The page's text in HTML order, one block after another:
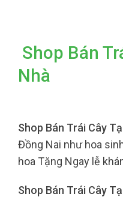
Shop Bán
Nhà
Shop Bán Trái Cây
Đồng Nai như hoa
hoa Tặng Ngay lễ
Shop Bán Trái Cây